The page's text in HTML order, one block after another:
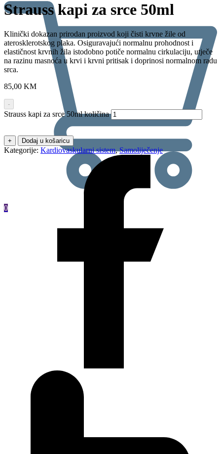
0
Strauss kapi za srce 50ml
Klinički dokazan prirodan proizvod koji čisti krvne žile od
aterosklerotskog plaka. Osiguravajući normalnu prohodnost i
elastičnost krvnih žila istodobno potiče normalnu cirkulaciju, utječe
na razinu masnoća u krvi i krvni pritisak i doprinosi normalnom radu
srca.
85,00 KM
-
Strauss kapi za srce 50ml količina
+ Dodaj u košaricu
Kategorije: Kardiovaskularni sistem,Samoliječenje